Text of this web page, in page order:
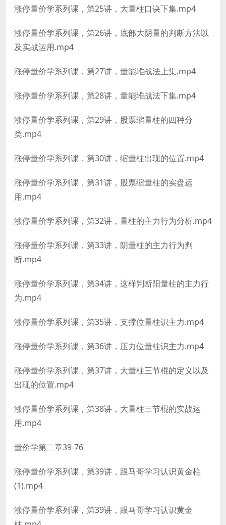
涨停量价学系列课，第25讲，大量柱口诀下集.mp4
涨停量价学系列课，第26讲，底部大阴量的判断方法以
及实战运用.mp4
涨停量价学系列课，第27讲，量能堆战法上集.mp4
涨停量价学系列课，第28讲，量能堆战法下集.mp4
涨停量价学系列课，第29讲，股票缩量柱的四种分
类.mp4
涨停量价学系列课，第30讲，缩量柱出现的位置.mp4
涨停量价学系列课，第31讲，股票缩量柱的实盘运
用.mp4
涨停量价学系列课，第32讲，量柱的主力行为分析.mp4
涨停量价学系列课，第33讲，阴量柱的主力行为判
断.mp4
涨停量价学系列课，第34讲，这样判断阳量柱的主力行
为.mp4
涨停量价学系列课，第35讲，支撑位量柱识主力.mp4
涨停量价学系列课，第36讲，压力位量柱识主力.mp4
涨停量价学系列课，第37讲，大量柱三节棍的定义以及
出现的位置.mp4
涨停量价学系列课，第38讲，大量柱三节棍的实战运
用.mp4
量价学第二章39-76
涨停量价学系列课，第39讲，跟马哥学习认识黄金柱
(1).mp4
涨停量价学系列课，第39讲，跟马哥学习认识黄金